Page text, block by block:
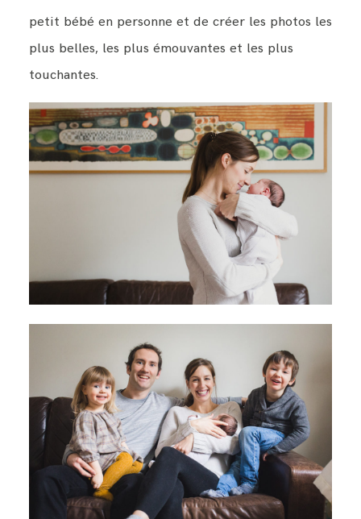
petit bébé en personne et de créer les photos les
plus belles, les plus émouvantes et les plus
touchantes.